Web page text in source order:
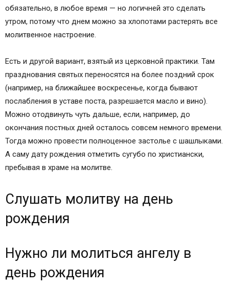
обязательно, в любое время — но логичней это сделать
утром, потому что днем можно за хлопотами растерять все
молитвенное настроение.
Есть и другой вариант, взятый из церковной практики. Там
празднования святых переносятся на более поздний срок
(например, на ближайшее воскресенье, когда бывают
послабления в уставе поста, разрешается масло и вино).
Можно отодвинуть чуть дальше, если, например, до
окончания постных дней осталось совсем немного времени.
Тогда можно провести полноценное застолье с шашлыками.
А саму дату рождения отметить сугубо по христиански,
пребывая в храме на молитве.
Слушать молитву на день
рождения
Нужно ли молиться ангелу в
день рождения